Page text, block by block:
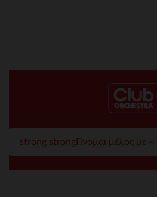
strong strongΓίνομαι μέλος με